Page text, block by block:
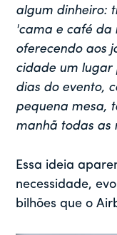
algum dinheiro:
'cama e café da
oferecendo aos
cidade um
dias do evento,
pequena mesa,
manhã todas as
Essa ideia
necessidade,
bilhões que o